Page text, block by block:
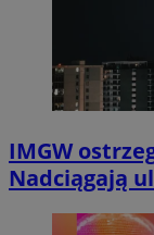
IMGW
Nadciągają